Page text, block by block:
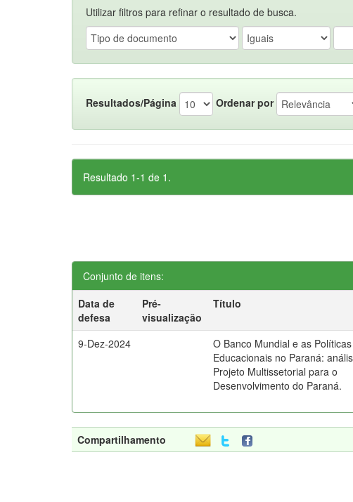
Utilizar filtros para refinar o resultado de busca.
Resultados/Página Ordenar por
Resultado 1-1 de 1.
Conjunto de itens:
Data de
defesa
Pré-
visualização
Título
9-Dez-2024
O Banco Mundial e as Políticas
Educacionais no Paraná:
Projeto Multissetorial para o
Desenvolvimento do Paraná.
Compartilhamento